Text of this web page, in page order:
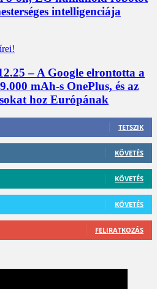
intelligenciája
– A Google elrontotta a
mAh-s OnePlus, és az
hoz Európának
TETSZIK
KÖVETÉS
KÖVETÉS
KÖVETÉS
FELIRATKOZÁS